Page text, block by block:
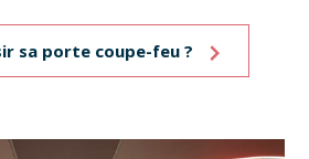
sa porte coupe-feu ?